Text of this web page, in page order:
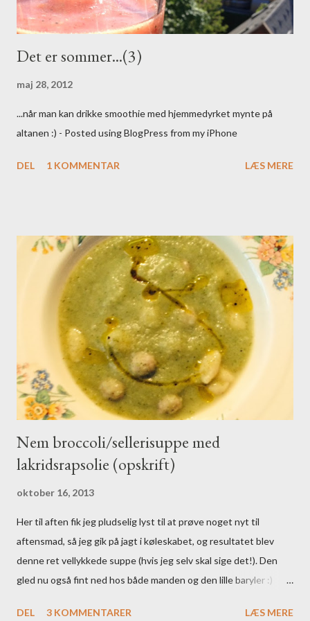
Det er sommer...(3)
maj 28, 2012
...når man kan drikke smoothie med hjemmedyrket mynte på
altanen :) - Posted using BlogPress from my iPhone
DEL 1 KOMMENTAR LÆS MERE
Nem broccoli/sellerisuppe med
lakridsrapsolie (opskrift)
oktober 16, 2013
Her til aften fik jeg pludselig lyst til at prøve noget nyt til
aftensmad, så jeg gik på jagt i køleskabet, og resultatet blev
denne ret vellykkede suppe (hvis jeg selv skal sige det!). Den
gled nu også fint ned hos både manden og den lille baryler :)
DEL 3 KOMMENTARER LÆS MERE